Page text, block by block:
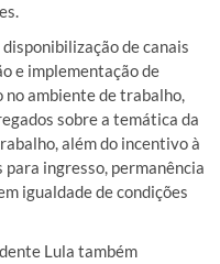
de canais
e implementação de
no ambiente de trabalho,
sobre a temática da
além do incentivo à
ingresso, permanência
igualdade de condições
Lula também